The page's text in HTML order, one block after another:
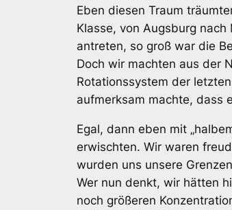
Eben diesen Traum
Klasse, von Augsburg
antreten, so groß war die
Doch wir machten aus der
Rotationssystem der
aufmerksam machte, dass
Egal, dann eben mit
erwischten. Wir waren
wurden uns unsere
Wer nun denkt, wir hätten
noch größeren